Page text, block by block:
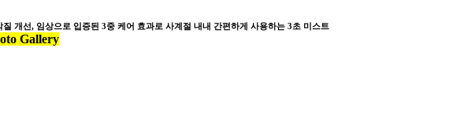
질 개선, 임상으로 입증된 3중 케어 효과로 사계절 내내 간편하게 사용하는 3초 미스트
Gallery